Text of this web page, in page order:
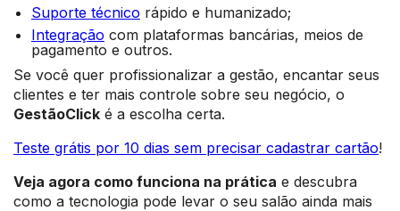
Suporte técnico rápido e humanizado;
Integração com plataformas bancárias, meios de
pagamento e outros.
Se você quer profissionalizar a gestão, encantar seus
clientes e ter mais controle sobre seu negócio, o
GestãoClick é a escolha certa.
Teste grátis por 10 dias sem precisar cadastrar cartão!
Veja agora como funciona na prática e descubra
como a tecnologia pode levar o seu salão ainda mais